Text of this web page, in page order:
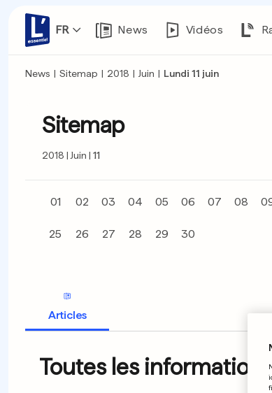
FR News Vidéos
News | Sitemap | 2018 | Juin | Lundi 11 juin
Sitemap
2018 Juin 11
01 02 03 04 05 06 07 08
25 26 27 28 29 30
Articles
Toutes les informations